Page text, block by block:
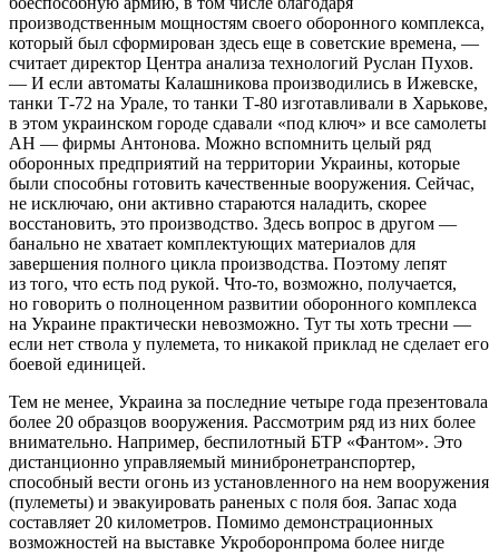
производственным мощностям своего оборонного комплекса,
который был сформирован здесь еще в советские времена, —
считает директор Центра анализа технологий Руслан Пухов.
— И если автоматы Калашникова производились в Ижевске,
танки Т-72 на Урале, то танки Т-80 изготавливали в Харькове,
в этом украинском городе сдавали «под ключ» и все самолеты
АН — фирмы Антонова. Можно вспомнить целый ряд
оборонных предприятий на территории Украины, которые
были способны готовить качественные вооружения. Сейчас,
не исключаю, они активно стараются наладить, скорее
восстановить, это производство. Здесь вопрос в другом —
банально не хватает комплектующих материалов для
завершения полного цикла производства. Поэтому лепят
из того, что есть под рукой. Что-то, возможно, получается,
но говорить о полноценном развитии оборонного комплекса
на Украине практически невозможно. Тут ты хоть тресни —
если нет ствола у пулемета, то никакой приклад не сделает его
боевой единицей.
Тем не менее, Украина за последние четыре года презентовала
более 20 образцов вооружения. Рассмотрим ряд из них более
внимательно. Например, беспилотный БТР «Фантом». Это
дистанционно управляемый минибронетранспортер,
способный вести огонь из установленного на нем вооружения
(пулеметы) и эвакуировать раненых с поля боя. Запас хода
составляет 20 километров. Помимо демонстрационных
возможностей на выставке Укроборонпрома более нигде